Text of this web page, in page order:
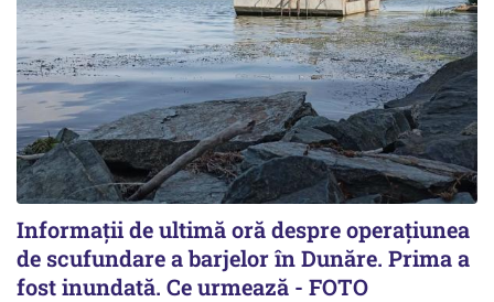
Informații de ultimă oră despre operațiunea
de scufundare a barjelor în Dunăre. Prima a
fost inundată. Ce urmează - FOTO